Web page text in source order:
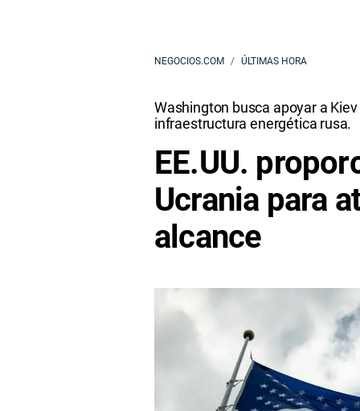
NEGOCIOS.COM ÚLTIMAS HORA
Washington busca apoyar a
infraestructura energética rusa.
EE.UU.
Ucrania para
alcance